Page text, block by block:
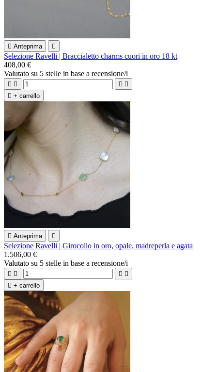
 Anteprima 
Selezione Ravelli | Braccialetto charms cuori in oro 18 kt
408,00 €
Valutato su 5 stelle in base a recensione/i
   
 + carrello
 Anteprima 
Selezione Ravelli | Girocollo in oro, opale, madreperla e agata
1.506,00 €
Valutato su 5 stelle in base a recensione/i
   
 + carrello